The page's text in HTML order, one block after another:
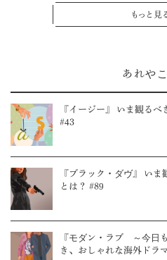
もっと見
あれや
『イージー』 いま観る
#43
『ブラック・ダヴ』 い
とは？ #89
『モダン・ラブ ～今日
き、おしゃれな海外ドラ